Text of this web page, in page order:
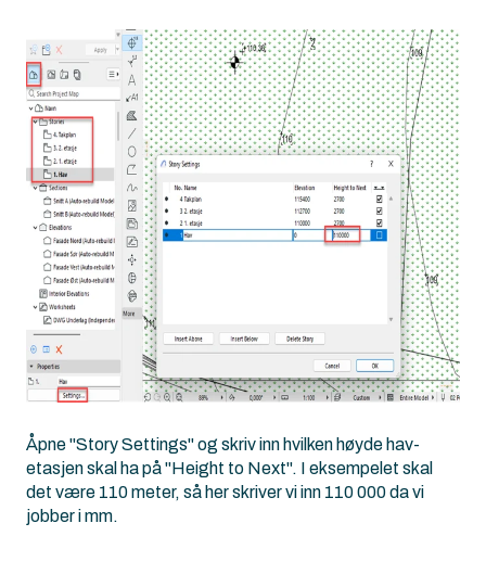
Åpne "Story Settings" og skriv inn hvilken høyde hav-
etasjen skal ha på "Height to Next". I eksempelet skal
det være 110 meter, så her skriver vi inn 110 000 da vi
jobber i mm.